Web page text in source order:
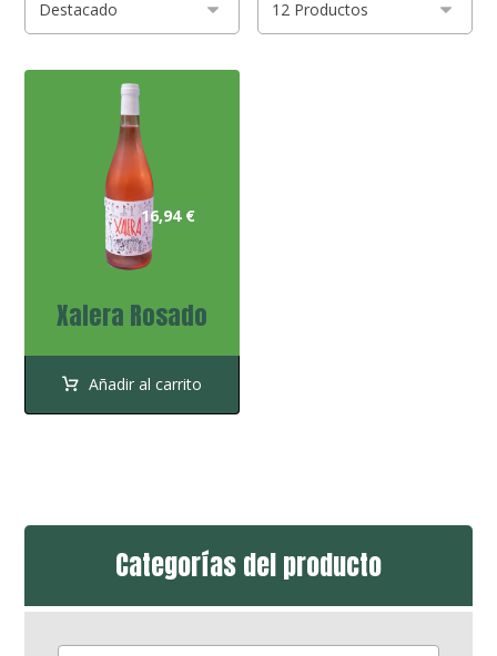
Xalera Rosado
16,94 €
Añadir al carrito
Categorías del producto